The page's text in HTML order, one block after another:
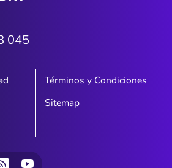
045
Términos y Condiciones
Sitemap